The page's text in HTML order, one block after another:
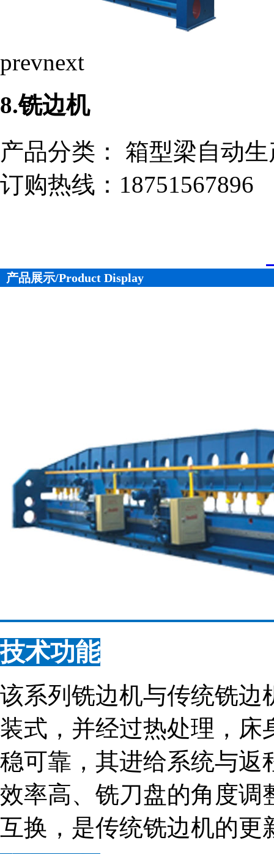
prevnext
8.铣边机
产品分类： 箱型梁自动
订购热线： 18751567896
产品展示/Product Display
技术功能
该系列铣边机与传统铣边
装式，并经过热处理，床
稳可靠，其进给系统与返
效率高、铣刀盘的角度调
互换，是传统铣边机的更